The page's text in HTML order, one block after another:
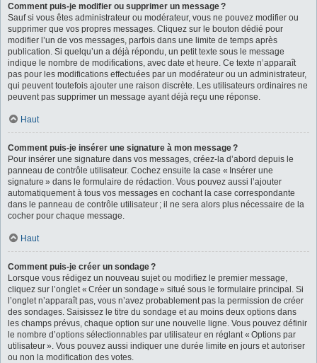
Comment puis-je modifier ou supprimer un message ?
Sauf si vous êtes administrateur ou modérateur, vous ne pouvez modifier ou
supprimer que vos propres messages. Cliquez sur le bouton dédié pour
modifier l’un de vos messages, parfois dans une limite de temps après
publication. Si quelqu’un a déjà répondu, un petit texte sous le message
indique le nombre de modifications, avec date et heure. Ce texte n’apparaît
pas pour les modifications effectuées par un modérateur ou un administrateur,
qui peuvent toutefois ajouter une raison discrète. Les utilisateurs ordinaires ne
peuvent pas supprimer un message ayant déjà reçu une réponse.
Haut
Comment puis-je insérer une signature à mon message ?
Pour insérer une signature dans vos messages, créez-la d’abord depuis le
panneau de contrôle utilisateur. Cochez ensuite la case « Insérer une
signature » dans le formulaire de rédaction. Vous pouvez aussi l’ajouter
automatiquement à tous vos messages en cochant la case correspondante
dans le panneau de contrôle utilisateur ; il ne sera alors plus nécessaire de la
cocher pour chaque message.
Haut
Comment puis-je créer un sondage ?
Lorsque vous rédigez un nouveau sujet ou modifiez le premier message,
cliquez sur l’onglet « Créer un sondage » situé sous le formulaire principal. Si
l’onglet n’apparaît pas, vous n’avez probablement pas la permission de créer
des sondages. Saisissez le titre du sondage et au moins deux options dans
les champs prévus, chaque option sur une nouvelle ligne. Vous pouvez définir
le nombre d’options sélectionnables par utilisateur en réglant « Options par
utilisateur ». Vous pouvez aussi indiquer une durée limite en jours et autoriser
ou non la modification des votes.